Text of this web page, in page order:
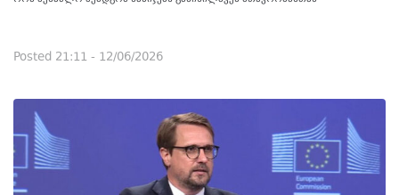
Posted 21:11 - 12/06/2026